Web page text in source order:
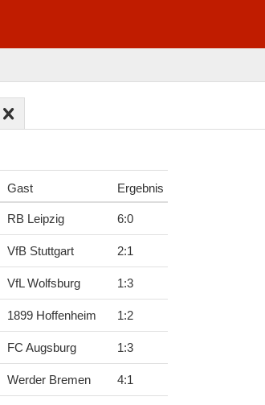
Gast Ergebnis
RB Leipzig 6:0
VfB Stuttgart 2:1
VfL Wolfsburg 1:3
1899 Hoffenheim 1:2
FC Augsburg 1:3
Werder Bremen 4:1